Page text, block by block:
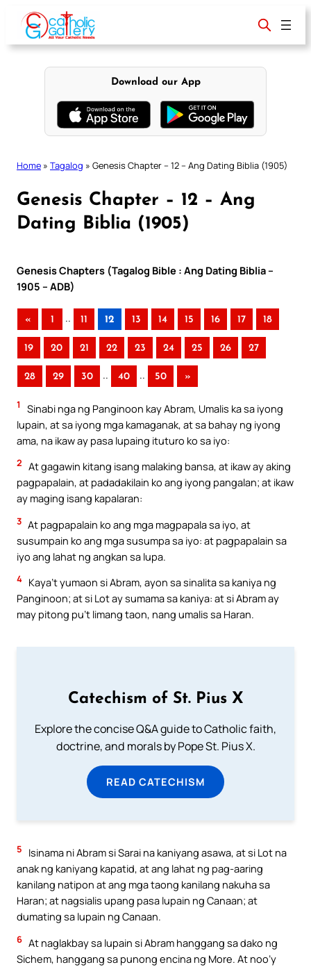
content
Download our App
Home » Tagalog » Genesis Chapter – 12 – Ang Dating Biblia (1905)
Genesis Chapter – 12 – Ang
Dating Biblia (1905)
Genesis Chapters (Tagalog Bible : Ang Dating Biblia –
1905 – ADB)
« 1 .. 11 12 13 14 15 16 17 18
19 20 21 22 23 24 25 26 27
28 29 30 .. 40 .. 50 »
1
Sinabi nga ng Panginoon kay Abram, Umalis ka sa iyong
lupain, at sa iyong mga kamaganak, at sa bahay ng iyong
ama, na ikaw ay pasa lupaing ituturo ko sa iyo:
2 At gagawin kitang isang malaking bansa, at ikaw ay aking
pagpapalain, at padadakilain ko ang iyong pangalan; at ikaw
ay maging isang kapalaran:
3 At pagpapalain ko ang mga magpapala sa iyo, at
susumpain ko ang mga susumpa sa iyo: at pagpapalain sa
iyo ang lahat ng angkan sa lupa.
4 Kaya’t yumaon si Abram, ayon sa sinalita sa kaniya ng
Panginoon; at si Lot ay sumama sa kaniya: at si Abram ay
may pitong pu’t limang taon, nang umalis sa Haran.
Catechism of St. Pius X
Explore the concise Q&A guide to Catholic faith,
doctrine, and morals by Pope St. Pius X.
READ CATECHISM
5
Isinama ni Abram si Sarai na kaniyang asawa, at si Lot na
anak ng kaniyang kapatid, at ang lahat ng pag-aaring
kanilang natipon at ang mga taong kanilang nakuha sa
Haran; at nagsialis upang pasa lupain ng Canaan; at
dumating sa lupain ng Canaan.
6 At naglakbay sa lupain si Abram hanggang sa dako ng
Sichem, hanggang sa punong encina ng More. At noo’y